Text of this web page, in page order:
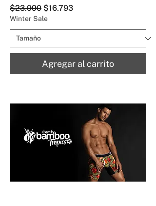
Precio
$23.990 Precio de oferta
$16.793
Winter Sale
Agregar al carrito